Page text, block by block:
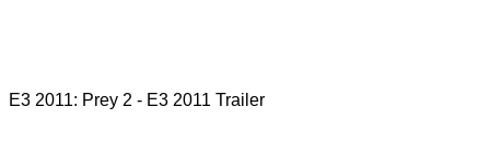
E3 2011: Prey 2 - E3 2011 Trailer